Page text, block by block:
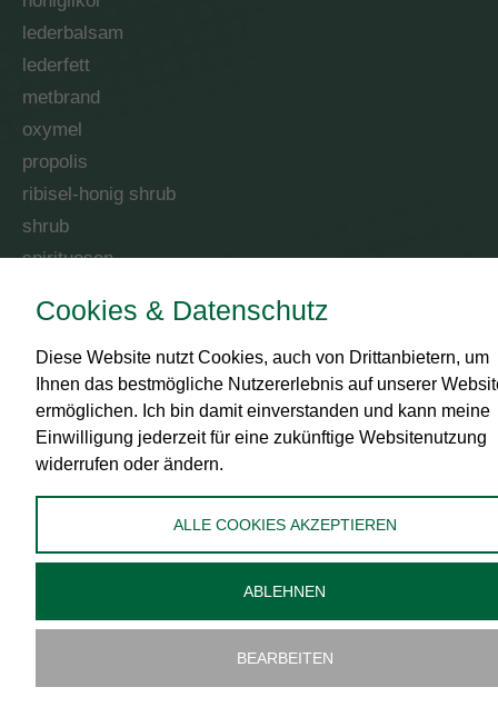
lederbalsam
lederfett
metbrand
oxymel
propolis
ribisel-honig shrub
shrub
spirituosen
RECHTLICHES
Impressum
Datenschutz
Zahlungsmittel
Widerrufsbelehrung
Cookies bearbeiten
Cookies & Datenschutz
Diese Website nutzt Cookies, auch von Drittanbietern, um
Ihnen das bestmögliche Nutzererlebnis auf unserer
ermöglichen. Ich bin damit einverstanden und kann meine
Einwilligung jederzeit für eine zukünftige Websitenutzung
widerrufen oder ändern.
ALLE COOKIES AKZEPTIEREN
ABLEHNEN
BEARBEITEN